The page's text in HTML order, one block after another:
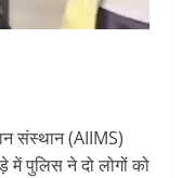
संस्थान (AIIMS)
पुलिस ने दो लोगों को